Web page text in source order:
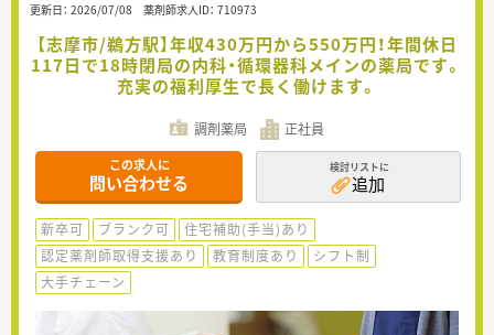
更新日： 2026/07/08 薬剤師求人ID： 710973
【志摩市/鵜方駅】年収430万円から550万円！年間休日
117日で18時閉局の内科・循環器科メインの薬局です。
充実の福利厚生で長く働けます。
調剤薬局 正社員
この求人に
問い合わせる
検討リストに
追加
新卒可 ブランク可
住宅補助(手当)あり
認定薬剤師取得支援あり
教育制度あり
シフト制
大手チェーン